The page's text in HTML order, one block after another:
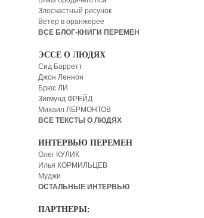
Злосчастный рисунок
Ветер в оранжерее
ВСЕ БЛОГ-КНИГИ ПЕРЕМЕН
ЭССЕ О ЛЮДЯХ
Сид Барретт
Джон Леннон
Брюс ЛИ
Зигмунд ФРЕЙД
Михаил ЛЕРМОНТОВ
ВСЕ ТЕКСТЫ О ЛЮДЯХ
ИНТЕРВЬЮ ПЕРЕМЕН
Олег КУЛИК
Илья КОРМИЛЬЦЕВ
Муджи
ОСТАЛЬНЫЕ ИНТЕРВЬЮ
ПАРТНЕРЫ: